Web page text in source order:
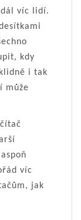
dál víc lidí.
kdy
i tak
může
víc
jak